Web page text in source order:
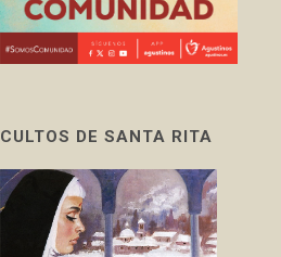
CULTOS DE SANTA RITA